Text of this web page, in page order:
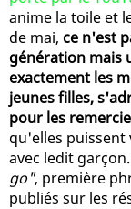
anime la toile et
de mai, ce n'est
génération mais
exactement les
jeunes filles,
pour les
qu'elles
avec ledit
go", première
publiés sur les